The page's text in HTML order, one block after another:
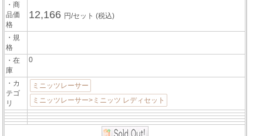
・商
品価
格
12,166 円/セット(税込)
・規
格
・在
庫
0
・カ
テゴ
リ
ミニッツレーサー
ミニッツレーサー>ミニッツ レディセット